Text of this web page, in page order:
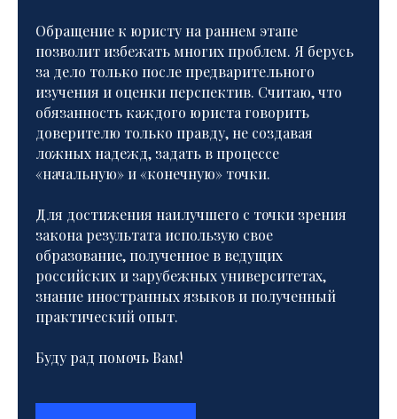
Обращение к юристу на раннем этапе
позволит избежать многих проблем. Я берусь
за дело только после предварительного
изучения и оценки перспектив. Считаю, что
обязанность каждого юриста говорить
доверителю только правду, не создавая
ложных надежд, задать в процессе
«начальную» и «конечную» точки.
Для достижения наилучшего с точки зрения
закона результата использую свое
образование, полученное в ведущих
российских и зарубежных университетах,
знание иностранных языков и полученный
практический опыт.
Буду рад помочь Вам!